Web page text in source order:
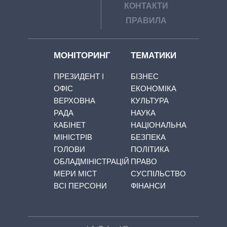
КОНТАКТИ
ПРАВИЛА
МОНІТОРИНГ
ПРЕЗИДЕНТ І
ОФІС
ВЕРХОВНА
РАДА
КАБІНЕТ
МІНІСТРІВ
ГОЛОВИ
ОБЛАДМІНІСТРАЦІЙ
МЕРИ МІСТ
ВСІ ПЕРСОНИ
ТЕМАТИКИ
БІЗНЕС
ЕКОНОМІКА
КУЛЬТУРА
НАУКА
НАЦІОНАЛЬНА
БЕЗПЕКА
ПОЛІТИКА
ПРАВО
СУСПІЛЬСТВО
ФІНАНСИ